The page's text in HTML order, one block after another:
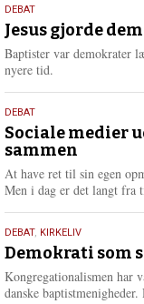
18.
maj
2026
DEBAT
Jesus gjorde
Baptister var demokrater
nyere tid.
18.
maj
2026
DEBAT
Sociale medier
sammen
At have ret til sin egen
Men i dag er det langt fra
18.
maj
2026
DEBAT, KIRKELIV
Demokrati som
Kongregationalismen har
danske